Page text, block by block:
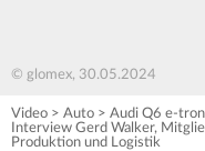
© glomex, 30.05.2024
Video > Auto > Audi Q6 e-
Interview Gerd Walker,
Produktion und Logistik